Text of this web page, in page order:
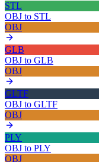
STL
OBJ to STL
OBJ
GLB
OBJ to GLB
OBJ
GLTF
OBJ to GLTF
OBJ
PLY
OBJ to PLY
OBJ